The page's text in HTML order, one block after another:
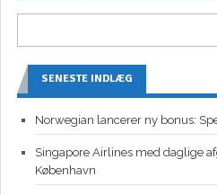
SENESTE INDLÆG
Norwegian lancerer ny bonus:
Singapore Airlines med daglige
København